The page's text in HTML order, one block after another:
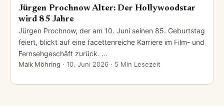
Jürgen Prochnow Alter: Der Hollywoodstar
wird 85 Jahre
Jürgen Prochnow, der am 10. Juni seinen 85. Geburtstag
feiert, blickt auf eine facettenreiche Karriere im Film- und
Fernsehgeschäft zurück. …
Maik Möhring · 10. Juni 2026 · 5 Min Lesezeit